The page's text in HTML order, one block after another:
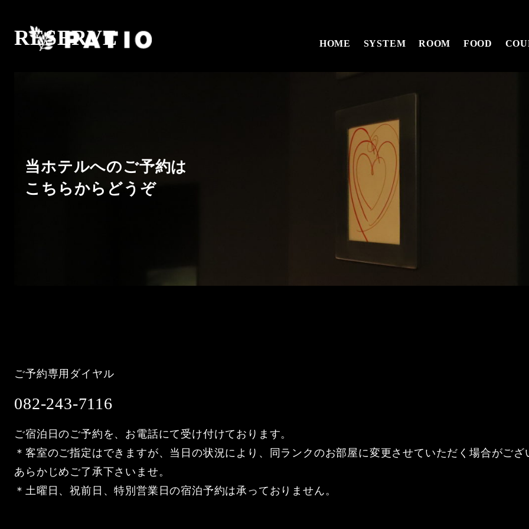
HOME SYSTEM ROOM FOOD
RESERVE
当ホテルへのご予約は
こちらからどうぞ
ご予約専用ダイヤル
082-243-7116
ご宿泊日のご予約を、お電話にて受け付けております。
＊客室のご指定はできますが、当日の状況により、同ランクのお部屋に変更させていただく場合がござ
あらかじめご了承下さいませ。
＊土曜日、祝前日、特別営業日の宿泊予約は承っておりません。